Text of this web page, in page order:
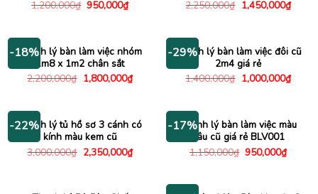
1,200,000₫ Giá
950,000₫Giá
hiện
950,000₫.
2,250,000₫ Giá
gốc
1,450,000₫Giá
hiện
-18%
Thanh lý bàn làm việc nhóm
1m8 x 1m2 chân sắt
2,200,000₫ Giá
gốc
1,800,000₫Giá
hiện
1,800,000₫.
-29%
Thanh lý bàn làm việc đôi cũ
2m4 giá rẻ
1,400,000₫ Giá
gốc
1,000,000₫Giá
hiện
-22%
Thanh lý tủ hồ sơ 3 cánh có
kính màu kem cũ
3,000,000₫ Giá
gốc
2,350,000₫Giá
hiện
2,350,000₫.
-17%
Thanh lý bàn làm việc màu
nâu cũ giá rẻ BLV001
1,150,000₫ Giá
950,000₫Giá
hiện